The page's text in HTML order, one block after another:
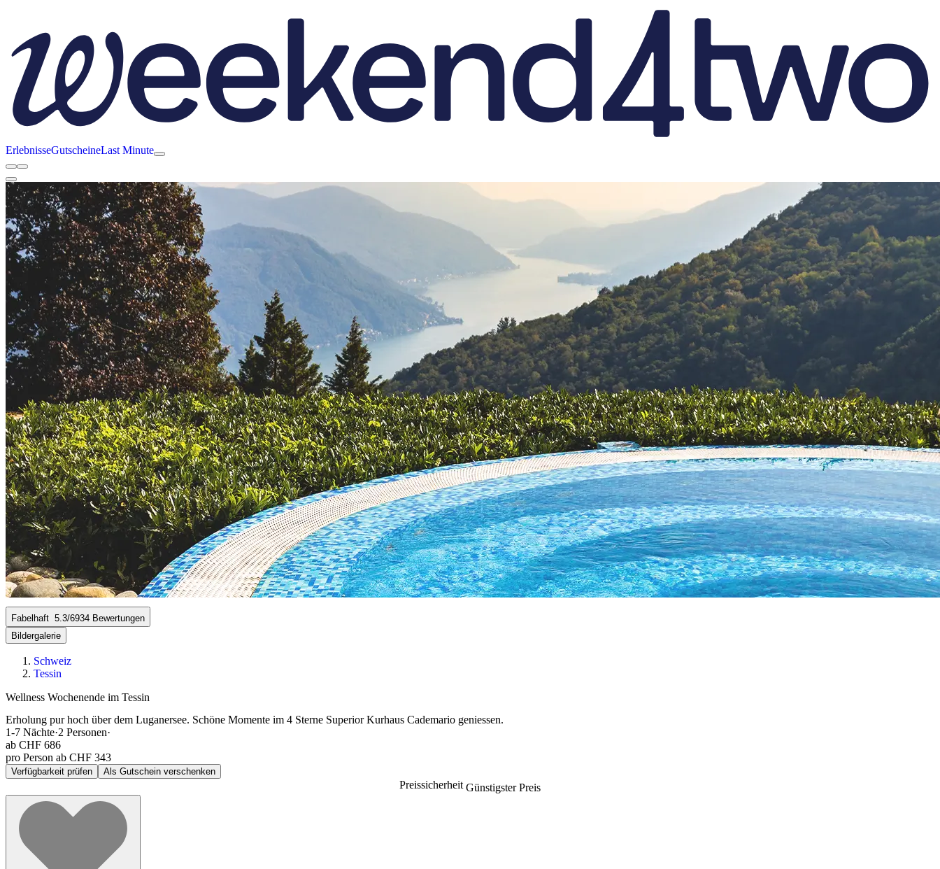
ErlebnisseGutscheineLast Minute
Fabelhaft 5.3/6934 Bewertungen
Bildergalerie
Schweiz
Tessin
Wellness Wochenende im Tessin
Erholung pur hoch über dem Luganersee. Schöne Momente im 4 Sterne Superior Kurhaus Cademario geniessen.
1-7 Nächte·2 Personen·
ab CHF 686
pro Person ab CHF 343
Verfügbarkeit prüfen Als Gutschein verschenken
Preissicherheit Günstigster Preis